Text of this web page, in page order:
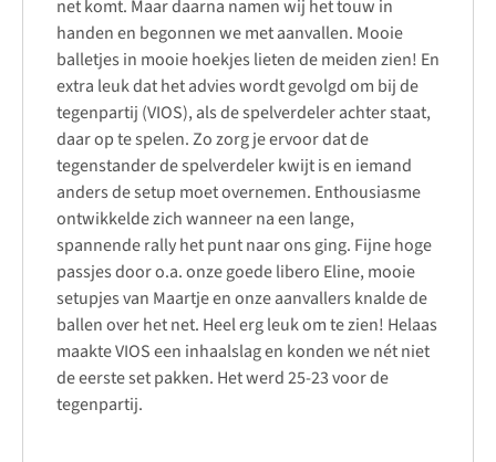
net komt. Maar daarna namen wij het touw in
handen en begonnen we met aanvallen. Mooie
balletjes in mooie hoekjes lieten de meiden zien! En
extra leuk dat het advies wordt gevolgd om bij de
tegenpartij (VIOS), als de spelverdeler achter staat,
daar op te spelen. Zo zorg je ervoor dat de
tegenstander de spelverdeler kwijt is en iemand
anders de setup moet overnemen. Enthousiasme
ontwikkelde zich wanneer na een lange,
spannende rally het punt naar ons ging. Fijne hoge
passjes door o.a. onze goede libero Eline, mooie
setupjes van Maartje en onze aanvallers knalde de
ballen over het net. Heel erg leuk om te zien! Helaas
maakte VIOS een inhaalslag en konden we nét niet
de eerste set pakken. Het werd 25-23 voor de
tegenpartij.